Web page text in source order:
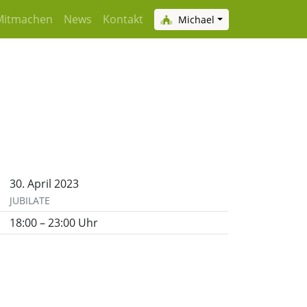
News Kontakt Michael
30. April 2023
JUBILATE
18:00 – 23:00 Uhr